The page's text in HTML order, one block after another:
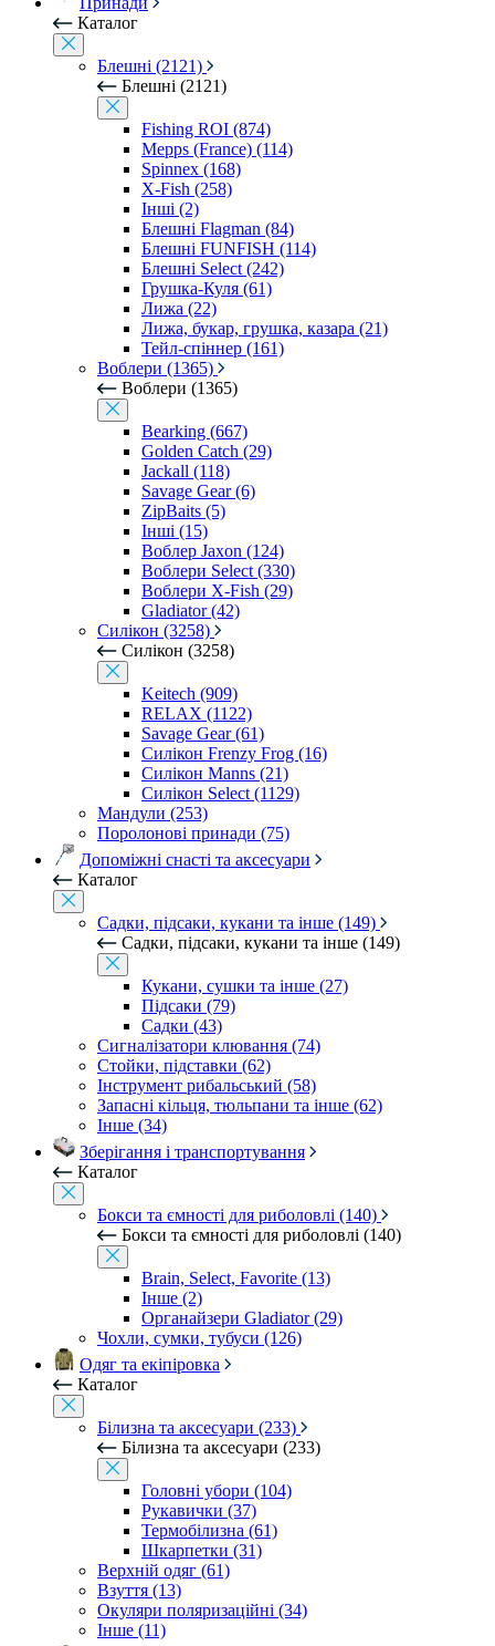
Каталог
Блешні (2121)
Блешні (2121)
Fishing ROI (874)
Mepps (France) (114)
Spinnex (168)
X-Fish (258)
Інші (2)
Блешні Flagman (84)
Блешні FUNFISH (114)
Блешні Select (242)
Грушка-Куля (61)
Лижа (22)
Лижа, букар, грушка, казара (21)
Тейл-спіннер (161)
Воблери (1365)
Воблери (1365)
Bearking (667)
Golden Catch (29)
Jackall (118)
Savage Gear (6)
ZipBaits (5)
Інші (15)
Воблер Jaxon (124)
Воблери Select (330)
Воблери X-Fish (29)
Gladiator (42)
Силікон (3258)
Силікон (3258)
Keitech (909)
RELAX (1122)
Savage Gear (61)
Силікон Frenzy Frog (16)
Силікон Manns (21)
Силікон Select (1129)
Мандули (253)
Поролонові принади (75)
Допоміжні снасті та аксесуари
Каталог
Садки, підсаки, кукани та інше (149)
Садки, підсаки, кукани та інше (149)
Кукани, сушки та інше (27)
Підсаки (79)
Садки (43)
Сигналізатори клювання (74)
Стойки, підставки (62)
Інструмент рибальський (58)
Запасні кільця, тюльпани та інше (62)
Інше (34)
Зберігання і транспортування
Каталог
Бокси та ємності для риболовлі (140)
Бокси та ємності для риболовлі (140)
Brain, Select, Favorite (13)
Інше (2)
Органайзери Gladiator (29)
Чохли, сумки, тубуси (126)
Одяг та екіпіровка
Каталог
Білизна та аксесуари (233)
Білизна та аксесуари (233)
Головні убори (104)
Рукавички (37)
Термобілизна (61)
Шкарпетки (31)
Верхній одяг (61)
Взуття (13)
Окуляри поляризаційні (34)
Інше (11)